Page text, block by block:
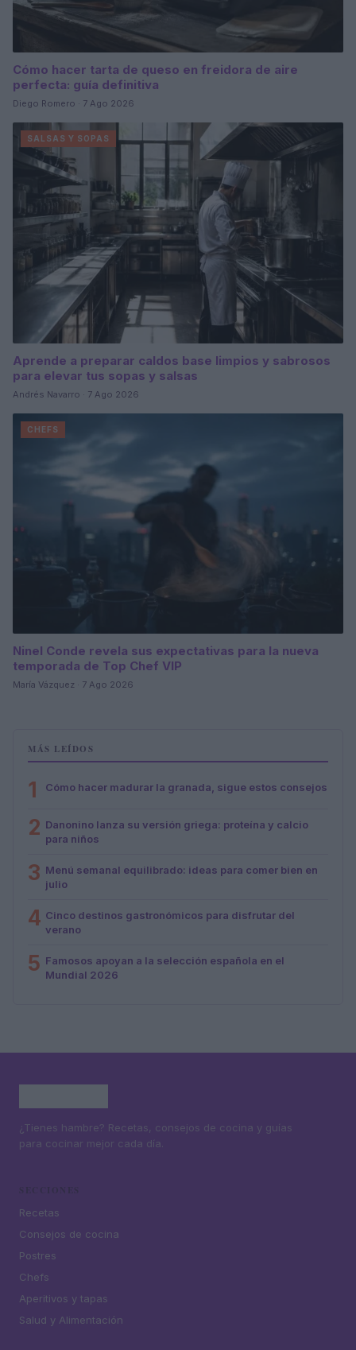
Cómo hacer tarta de queso en freidora de aire
perfecta: guía definitiva
Diego Romero · 7 Ago 2026
SALSAS Y SOPAS
Aprende a preparar caldos base limpios y sabrosos
para elevar tus sopas y salsas
Andrés Navarro · 7 Ago 2026
CHEFS
Ninel Conde revela sus expectativas para la nueva
temporada de Top Chef VIP
María Vázquez · 7 Ago 2026
MÁS LEÍDOS
1 Cómo hacer madurar la granada, sigue estos consejos
2 Danonino lanza su versión griega: proteína y calcio
para niños
3 Menú semanal equilibrado: ideas para comer bien en
julio
4 Cinco destinos gastronómicos para disfrutar del
verano
5 Famosos apoyan a la selección española en el
Mundial 2026
¿Tienes hambre? Recetas, consejos de cocina y guías
para cocinar mejor cada día.
Recetas
Consejos de cocina
Postres
Chefs
Aperitivos y tapas
Salud y Alimentación